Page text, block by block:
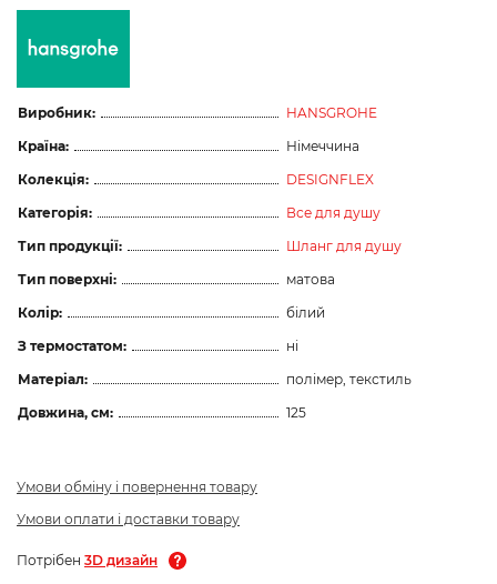
Виробник:
HANSGROHE
Країна:
Німеччина
Колекція:
DESIGNFLEX
Категорія:
Все для душу
Тип продукції:
Шланг для душу
Тип поверхні:
матова
Колір:
білий
З термостатом:
ні
Матеріал:
полімер, текстиль
Довжина, см:
125
Умови обміну і повернення товару
Умови оплати і доставки товару
Потрібен 3D дизайн